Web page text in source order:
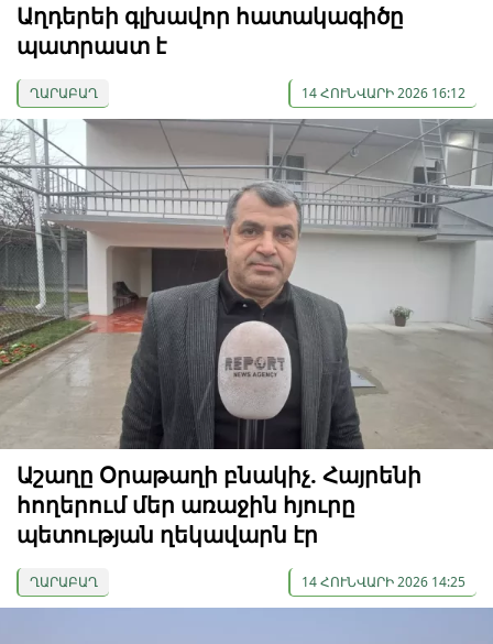
Աղդերեի գլխավոր հատակագիծը
պատրաստ է
ՂԱՐԱԲԱՂ 14 ՀՈՒՆՎԱՐԻ 2026 16:12
Աշաղը Օրաթաղի բնակիչ. Հայրենի
հողերում մեր առաջին հյուրը
պետության ղեկավարն էր
ՂԱՐԱԲԱՂ 14 ՀՈՒՆՎԱՐԻ 2026 14:25